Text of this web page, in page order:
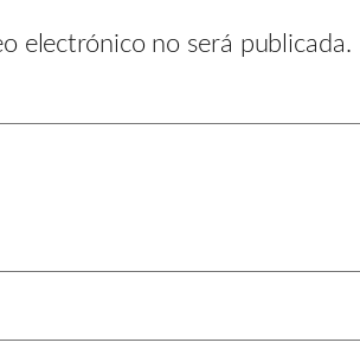
electrónico no será publicada.